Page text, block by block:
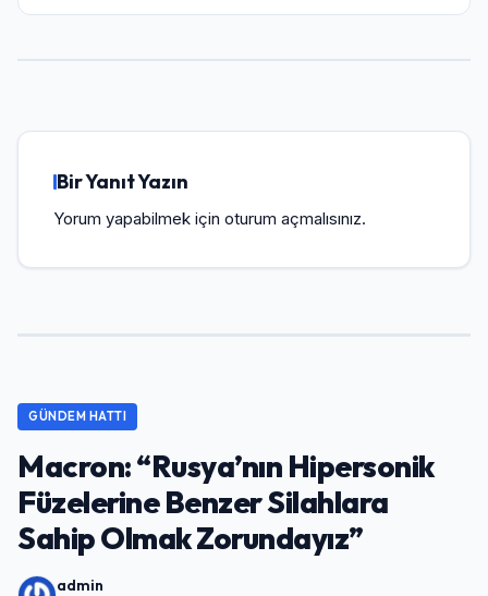
Bir Yanıt Yazın
Yorum yapabilmek için oturum açmalısınız.
GÜNDEM HATTI
Macron: “Rusya’nın Hipersonik
Füzelerine Benzer Silahlara
Sahip Olmak Zorundayız”
admin